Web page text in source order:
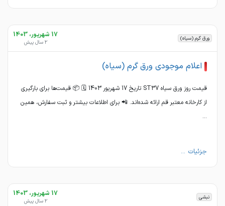
ورق گرم (سیاه) 17 شهریور، 1403
2 سال پیش
اعلام موجودی ورق گرم (سیاه)
قیمت روز ورق سیاه ST37 تاریخ 17 شهریور 1403 🗓 📦 قیمت‌ها برای بارگیری
از کارخانه‌ معتبر قم ارائه شده‌اند. 📲 برای اطلاعات بیشتر و ثبت سفارش، همین
...
جزئیات ...
نبشی 17 شهریور، 1403
2 سال پیش